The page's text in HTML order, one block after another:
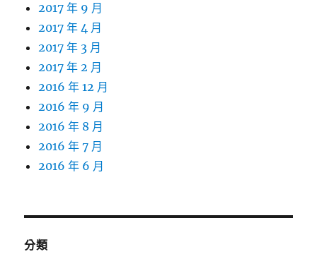
2017 年 9 月
2017 年 4 月
2017 年 3 月
2017 年 2 月
2016 年 12 月
2016 年 9 月
2016 年 8 月
2016 年 7 月
2016 年 6 月
分類